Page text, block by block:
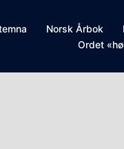
Norsk Årbok
Ordet